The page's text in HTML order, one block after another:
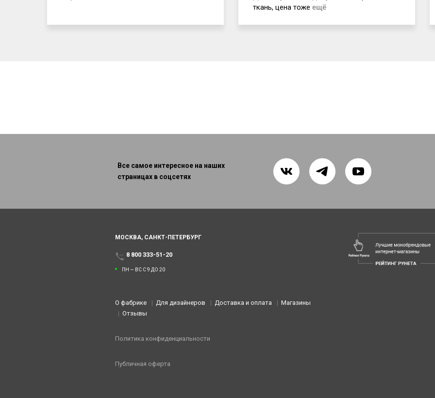
ткань, цена тоже ещё
Все самое интересное на наших
страницах в соцсетях
МОСКВА, САНКТ-ПЕТЕРБУРГ
8 800 333-51-20
ПН — ВС С 9 ДО 20
О фабрике Для дизайнеров Доставка и оплата
Магазины
Отзывы
Политика конфиденциальности
Публичная оферта